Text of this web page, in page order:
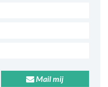
Mail mij